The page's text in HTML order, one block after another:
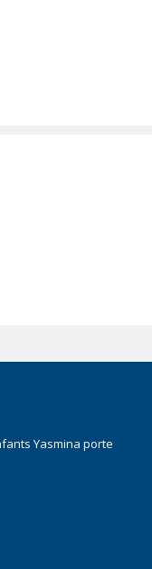
Yasmina porte